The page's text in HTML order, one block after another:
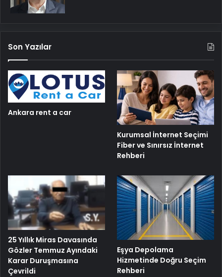
Son Yazılar
Ankara rent a car
Kurumsal İnternet Seçimi
Fiber ve Sınırsız İnternet
Rehberi
25 Yıllık Miras Davasında
Gözler Temmuz Ayındaki
Karar Duruşmasına
Çevrildi
Eşya Depolama
Hizmetinde Doğru Seçim
Rehberi